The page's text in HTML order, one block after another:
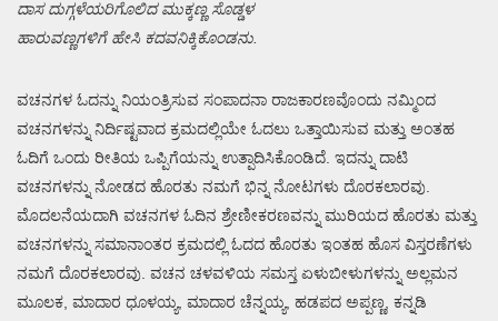
ದಾಸ ದುಗ್ಗಳೆಯರಿಗೊಲಿದ ಮುಕ್ಕಣ್ಣ ಸೊಡ್ಡಳ
ಹಾರುವಣ್ಣಗಳಿಗೆ ಹೇಸಿ ಕದವನಿಕ್ಕಿಕೊಂಡನು.
ವಚನಗಳ ಓದನ್ನು ನಿಯಂತ್ರಿಸುವ ಸಂಪಾದನಾ ರಾಜಕಾರಣವೊಂದು ನಮ್ಮಿಂದ
ವಚನಗಳನ್ನು ನಿರ್ದಿಷ್ಟವಾದ ಕ್ರಮದಲ್ಲಿಯೇ ಓದಲು ಒತ್ತಾಯಿಸುವ ಮತ್ತು ಅಂತಹ
ಓದಿಗೆ ಒಂದು ರೀತಿಯ ಒಪ್ಪಿಗೆಯನ್ನು ಉತ್ಪಾದಿಸಿಕೊಂಡಿದೆ. ಇದನ್ನು ದಾಟಿ
ವಚನಗಳನ್ನು ನೋಡದ ಹೊರತು ನಮಗೆ ಭಿನ್ನ ನೋಟಗಳು ದೊರಕಲಾರವು.
ಮೊದಲನೆಯದಾಗಿ ವಚನಗಳ ಓದಿನ ಶ್ರೇಣೀಕರಣವನ್ನು ಮುರಿಯದ ಹೊರತು ಮತ್ತು
ವಚನಗಳನ್ನು ಸಮಾನಾಂತರ ಕ್ರಮದಲ್ಲಿ ಓದದ ಹೊರತು ಇಂತಹ ಹೊಸ ವಿಸ್ತರಣೆಗಳು
ನಮಗೆ ದೊರಕಲಾರವು. ವಚನ ಚಳವಳಿಯ ಸಮಸ್ತ ಏಳುಬೀಳುಗಳನ್ನು ಅಲ್ಲಮನ
ಮೂಲಕ, ಮಾದಾರ ಧೂಳಯ್ಯ, ಮಾದಾರ ಚೆನ್ನಯ್ಯ, ಹಡಪದ ಅಪ್ಪಣ್ಣ, ಕನ್ನಡಿ